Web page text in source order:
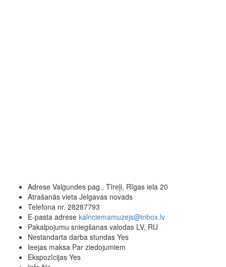
Adrese Valgundes pag., Tīreļi, Rīgas iela 20
Atrašanās vieta Jelgavas novads
Telefona nr. 28287793
E-pasta adrese kalnciemamuzejs@inbox.lv
Pakalpojumu sniegšanas valodas LV, RU
Nestandarta darba stundas Yes
Ieejas maksa Par ziedojumiem
Ekspozīcijas Yes